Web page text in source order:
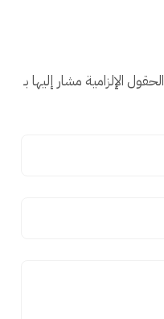
الحقول الإلزامية مشار إليها بـ